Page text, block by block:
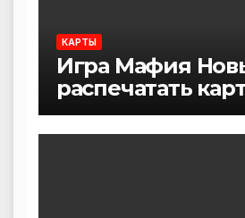
КАРТЫ
Игра Мафия
распечатать